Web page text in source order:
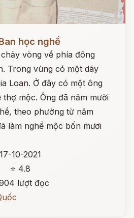
học nghề
vòng về phía đông
Trong vùng có một dãy
Loan. Ở đây có một ông
thợ mộc. Ông đã năm mười
theo phường từ năm
làm nghề mộc bốn mươi
17-10-2021
⭐ 4.8
lượt đọc